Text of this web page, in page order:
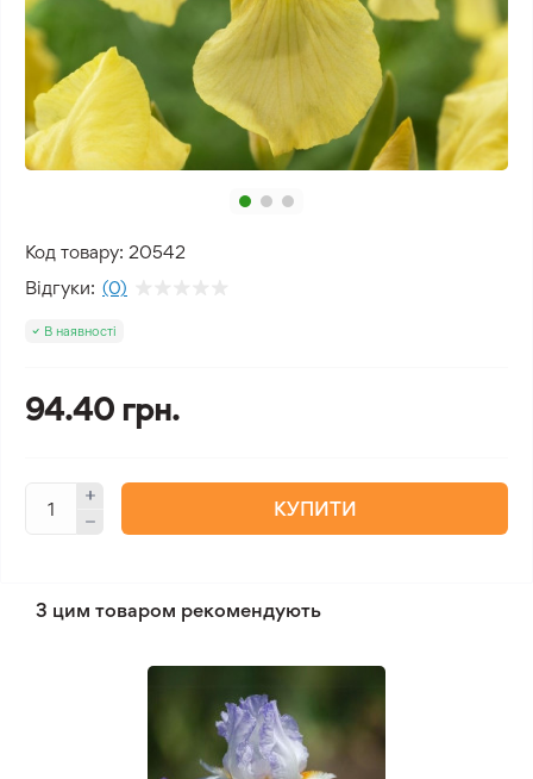
Код товару: 20542
Відгуки: (0)
В наявності
94.40 грн.
КУПИТИ
З цим товаром рекомендують